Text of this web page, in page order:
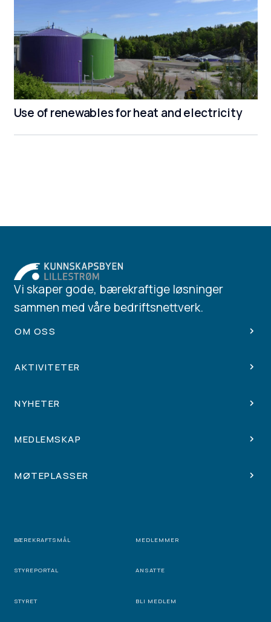
Use of renewables for heat and electricity
Vi skaper gode, bærekraftige løsninger
sammen med våre bedriftsnettverk.
OM OSS
AKTIVITETER
NYHETER
MEDLEMSKAP
MØTEPLASSER
BÆREKRAFTSMÅL MEDLEMMER
STYREPORTAL ANSATTE
STYRET BLI MEDLEM